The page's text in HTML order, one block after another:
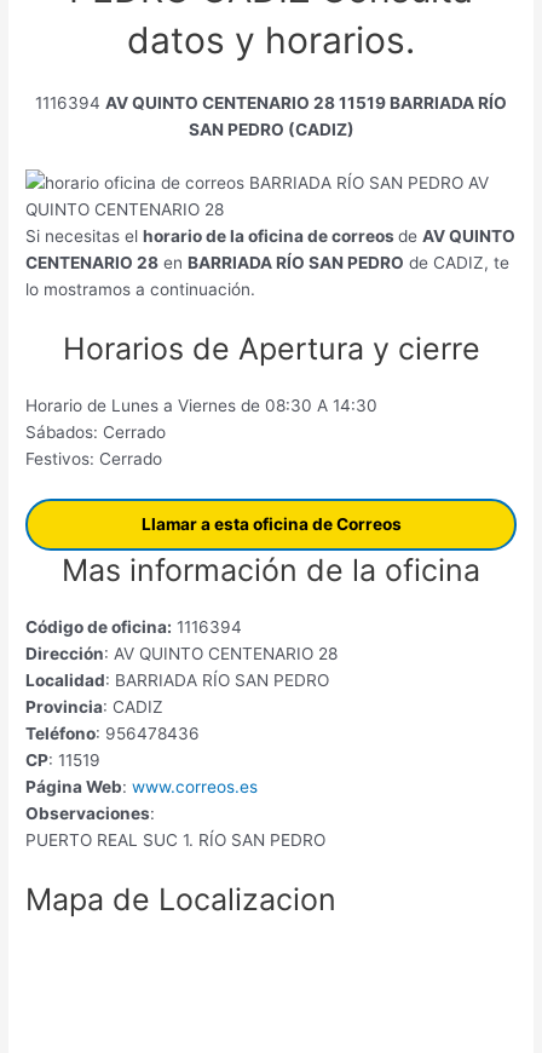
datos y horarios.
1116394 AV QUINTO CENTENARIO 28 11519 BARRIADA RÍO
SAN PEDRO (CADIZ)
Si necesitas elhorario de la oficina de correosdeAV QUINTO
CENTENARIO 28 enBARRIADA RÍO SAN PEDRO de CADIZ, te
lo mostramos a continuación.
Horarios de Apertura y cierre
Horario de Lunes a Viernes de 08:30 A 14:30
Sábados: Cerrado
Festivos: Cerrado
Llamar a esta oficina de Correos
Mas información de la oficina
Código de oficina: 1116394
Dirección: AV QUINTO CENTENARIO 28
Localidad: BARRIADA RÍO SAN PEDRO
Provincia: CADIZ
Teléfono: 956478436
CP: 11519
Página Web: www.correos.es
Observaciones:
PUERTO REAL SUC 1. RÍO SAN PEDRO
Mapa de Localizacion